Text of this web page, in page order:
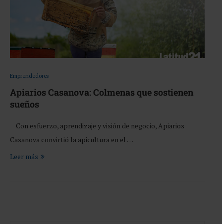
Emprendedores
Apiarios Casanova: Colmenas que sostienen
sueños
Con esfuerzo, aprendizaje y visión de negocio, Apiarios
Casanova convirtió la apicultura en el …
Leer más